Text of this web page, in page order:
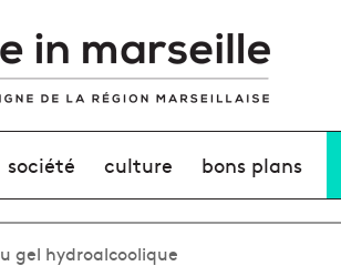
société culture bons plans
gel hydroalcoolique